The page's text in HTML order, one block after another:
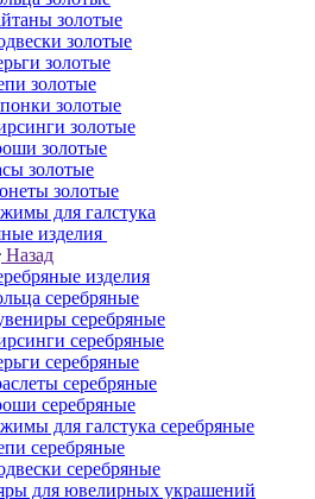
золотые
золотые
золотые
золотые
золотые
золотые
золотые
золотые
золотые
для галстука
изделия
Назад
изделия
серебряные
серебряные
серебряные
серебряные
серебряные
серебряные
для галстука серебряные
серебряные
серебряные